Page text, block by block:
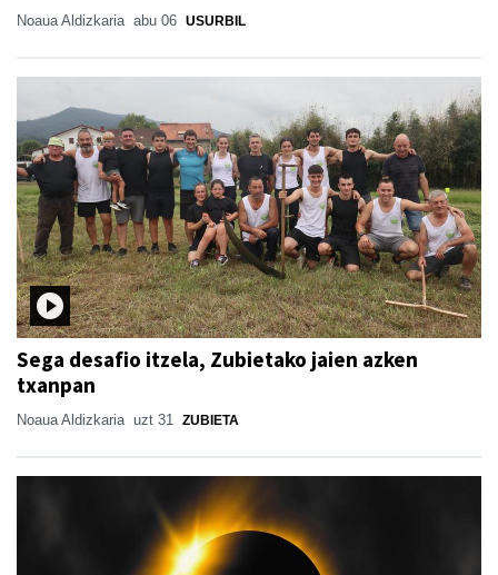
Noaua Aldizkaria abu 06 USURBIL
Sega desafio itzela, Zubietako jaien azken
txanpan
Noaua Aldizkaria uzt 31 ZUBIETA